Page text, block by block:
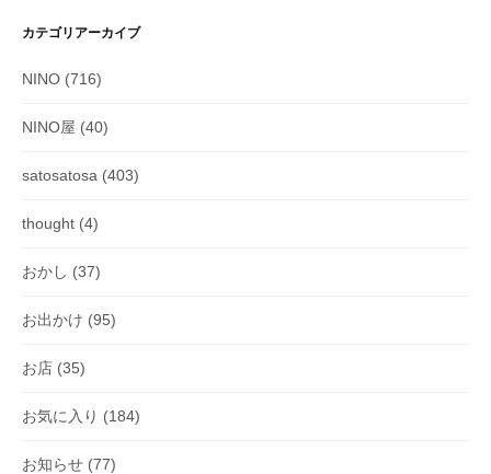
カテゴリアーカイブ
NINO (716)
NINO屋 (40)
satosatosa (403)
thought (4)
おかし (37)
お出かけ (95)
お店 (35)
お気に入り (184)
お知らせ (77)